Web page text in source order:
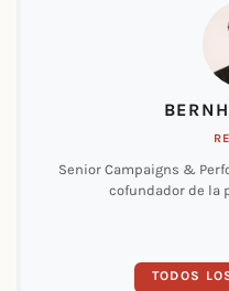
Senior Campaigns &
cofundador de la
TODOS